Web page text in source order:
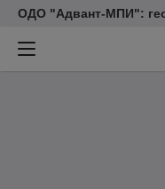
ОДО "Адвант-МПИ":